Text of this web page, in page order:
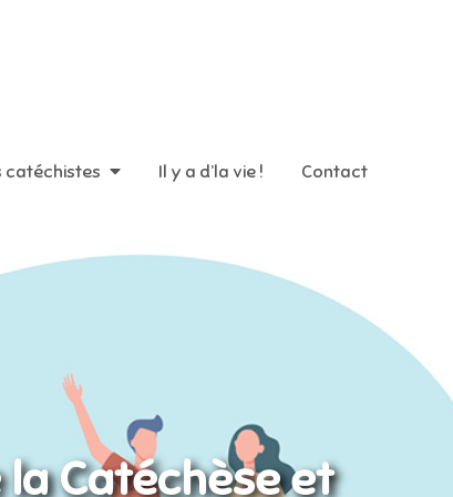
catéchistes Il y a d’la vie ! Contact
la Catéchèse et